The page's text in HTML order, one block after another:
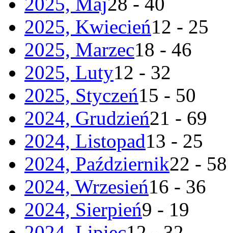
2025, Kwiecień12 - 25
2025, Marzec18 - 46
2025, Luty12 - 32
2025, Styczeń15 - 50
2024, Grudzień21 - 69
2024, Listopad13 - 25
2024, Październik22 - 58
2024, Wrzesień16 - 36
2024, Sierpień9 - 19